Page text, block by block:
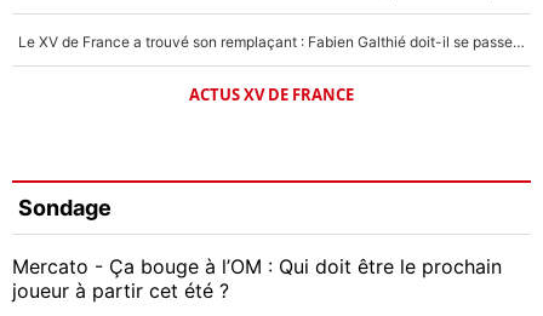
Le XV de France a trouvé son remplaçant : Fabien Galthié doit-il se passer d'Antoine Dupont ?
ACTUS XV DE FRANCE
Sondage
Mercato - Ça bouge à l’OM : Qui doit être le prochain
joueur à partir cet été ?